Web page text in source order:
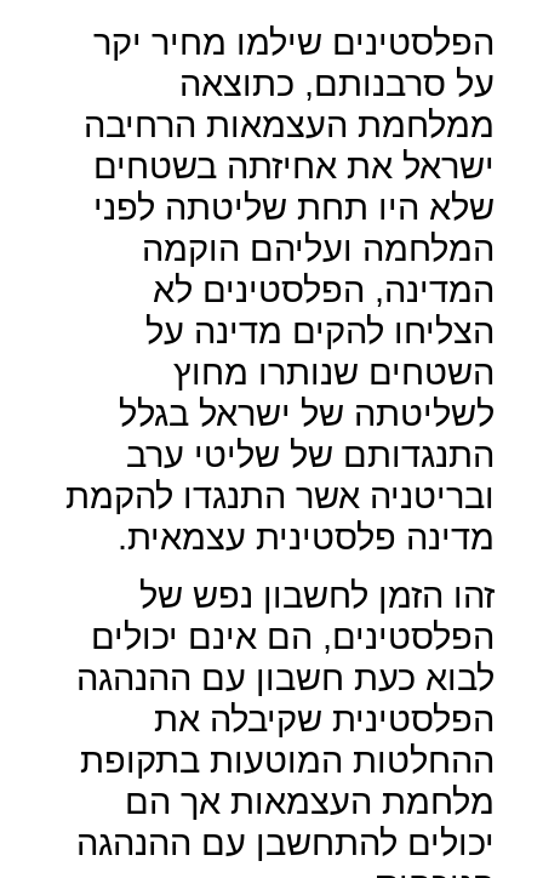
הפלסטינים שילמו מחיר יקר
על סרבנותם, כתוצאה
ממלחמת העצמאות הרחיבה
ישראל את אחיזתה בשטחים
שלא היו תחת שליטתה לפני
המלחמה ועליהם הוקמה
המדינה, הפלסטינים לא
הצליחו להקים מדינה על
השטחים שנותרו מחוץ
לשליטתה של ישראל בגלל
התנגדותם של שליטי ערב
ובריטניה אשר התנגדו להקמת
מדינה פלסטינית עצמאית.
זהו הזמן לחשבון נפש של
הפלסטינים, הם אינם יכולים
לבוא כעת חשבון עם ההנהגה
הפלסטינית שקיבלה את
ההחלטות המוטעות בתקופת
מלחמת העצמאות אך הם
יכולים להתחשבן עם ההנהגה